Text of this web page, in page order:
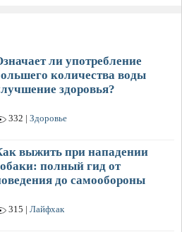
ли употребление
количества воды
здоровья?
332 | Здоровье
выжить при нападении
полный гид от
до самообороны
315 | Лайфхак